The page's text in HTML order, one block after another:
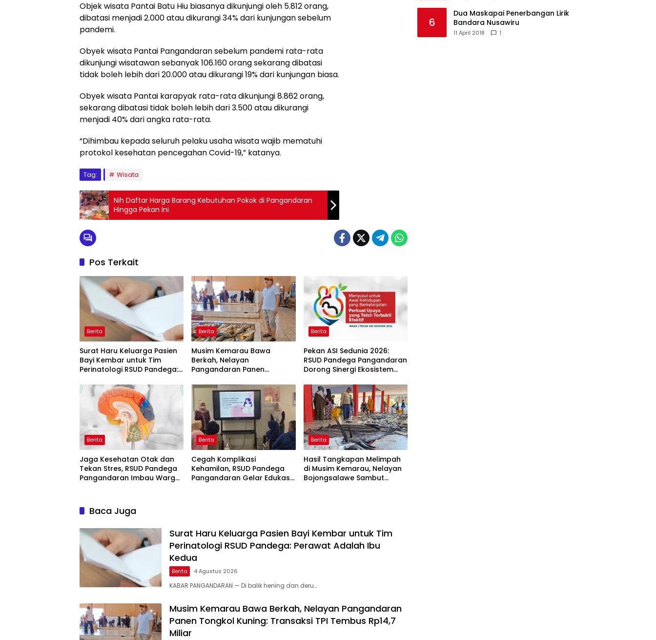
Objek wisata Pantai Batu Hiu biasanya dikunjungi oleh 5.812 orang,
dibatasi menjadi 2.000 atau dikurangi 34% dari kunjungan sebelum
pandemi.
Obyek wisata Pantai Pangandaran sebelum pandemi rata-rata
dikunjungi wisatawan sebanyak 106.160 orang sekarang dibatasi
tidak boleh lebih dari 20.000 atau dikurangi 19% dari kunjungan biasa.
Obyek wisata Pantai karapyak rata-rata dikunjungi 8.862 orang,
sekarang dibatasi tidak boleh lebih dari 3.500 atau dikurangi
menjadi 40% dari angka rata-rata.
“Dihimbau kepada seluruh pelaku usaha wisata wajib mematuhi
protokol kesehatan pencegahan Covid-19,” katanya.
Tag: Wisata
Nih Daftar Harga Barang Kebutuhan Pokok di Pangandaran
Hingga Pekan Ini
Pos Terkait
Berita
Surat Haru Keluarga Pasien
Bayi Kembar untuk Tim
Perinatologi RSUD Pandega:
Berita
Musim Kemarau Bawa
Berkah, Nelayan
Pangandaran Panen
TPI Tembus Rp14,7 Miliar
Berita
Pekan ASI Sedunia 2026:
RSUD Pandega Pangandaran
Dorong Sinergi Ekosistem
Berita
Jaga Kesehatan Otak dan
Tekan Stres, RSUD Pandega
Pangandaran Imbau Warga
Berita
Cegah Komplikasi
Kehamilan, RSUD Pandega
Pangandaran Gelar Edukasi
Berita
Hasil Tangkapan Melimpah
di Musim Kemarau, Nelayan
Bojongsalawe Sambut
Baca Juga
Surat Haru Keluarga Pasien Bayi Kembar untuk Tim
Perinatologi RSUD Pandega: Perawat Adalah Ibu
Kedua
Berita 4 Agustus 2026
KABAR ​PANGANDARAN — Di balik hening dan deru…
Musim Kemarau Bawa Berkah, Nelayan Pangandaran
Panen Tongkol Kuning: Transaksi TPI Tembus Rp14,7
Miliar
6
Dua Maskapai Penerbangan Lirik
Bandara Nusawiru
11 April 2018 1